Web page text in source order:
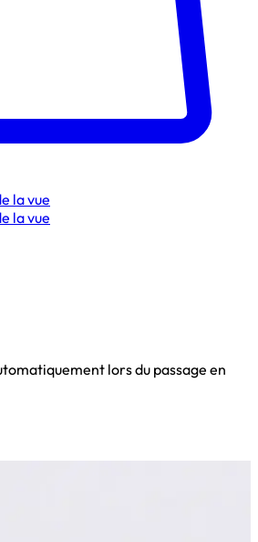
la vue
la vue
lors du passage en